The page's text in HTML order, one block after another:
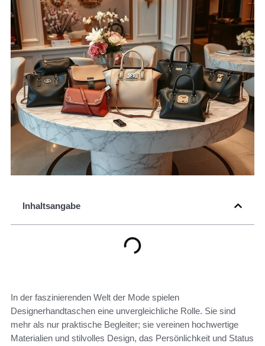
Inhaltsangabe
In der faszinierenden Welt der Mode spielen
Designerhandtaschen eine unvergleichliche Rolle. Sie sind
mehr als nur praktische Begleiter; sie vereinen hochwertige
Materialien und stilvolles Design, das Persönlichkeit und Status